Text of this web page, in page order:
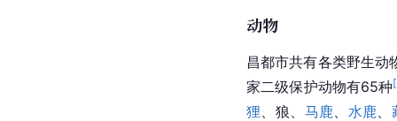
动物
昌都市共有各类野生
家二级保护动物有65种[
狸 、狼、 马鹿 水鹿